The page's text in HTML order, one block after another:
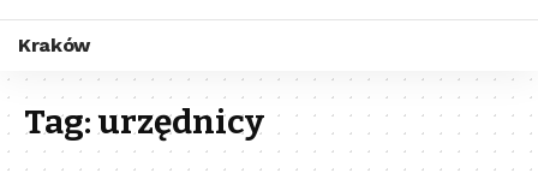
Kraków
Tag:urzędnicy